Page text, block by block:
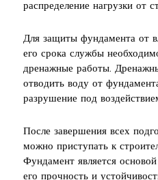
распределение нагрузки от
Для защиты фундамента от
его срока службы
дренажные работы.
отводить воду от
разрушение под
После завершения всех
можно приступать к
Фундамент является
его прочность и